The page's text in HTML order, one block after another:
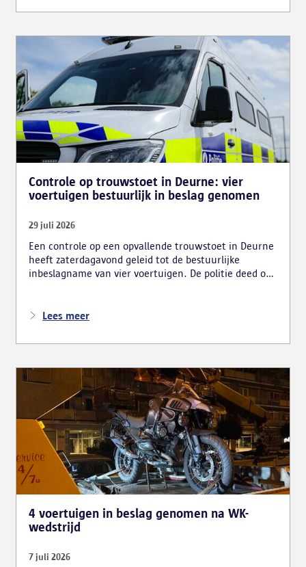
inbrekersmateriaal gevonden.
Controle op trouwstoet in Deurne: vier
voertuigen bestuurlijk in beslag genomen
29 juli 2026
Een controle op een opvallende trouwstoet in Deurne
heeft zaterdagavond geleid tot de bestuurlijke
inbeslagname van vier voertuigen. De politie deed ook
weggebruikers melding hadden gemaakt van het
dat als gevolg had.
Lees meer
4 voertuigen in beslag genomen na WK-
wedstrijd
7 juli 2026